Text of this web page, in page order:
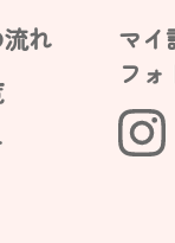
れ
マイ
フ